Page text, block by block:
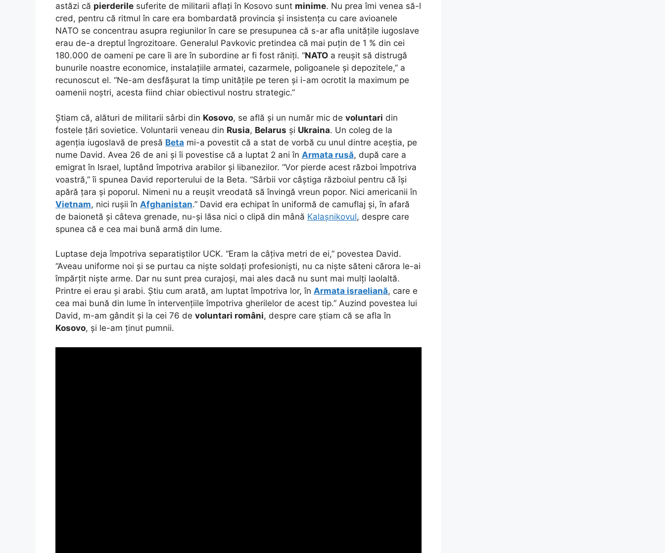
astăzi că pierderile suferite de militarii aflați în Kosovo sunt minime. Nu prea îmi venea să-l
cred, pentru că ritmul în care era bombardată provincia și insistența cu care avioanele
NATO se concentrau asupra regiunilor în care se presupunea că s-ar afla unitățile iugoslave
erau de-a dreptul îngrozitoare. Generalul Pavkovic pretindea că mai puțin de 1 % din cei
180.000 de oameni pe care îi are în subordine ar fi fost răniți. “NATO a reușit să distrugă
bunurile noastre economice, instalațiile armatei, cazarmele, poligoanele și depozitele,” a
recunoscut el. “Ne-am desfășurat la timp unitățile pe teren și i-am ocrotit la maximum pe
oamenii noștri, acesta fiind chiar obiectivul nostru strategic.”
Știam că, alături de militarii sârbi din Kosovo, se află și un număr mic de voluntari din
fostele țări sovietice. Voluntarii veneau din Rusia, Belarus și Ukraina. Un coleg de la
agenția iugoslavă de presă Beta mi-a povestit că a stat de vorbă cu unul dintre aceștia, pe
nume David. Avea 26 de ani și îi povestise că a luptat 2 ani în Armata rusă, după care a
emigrat în Israel, luptând împotriva arabilor și libanezilor. “Vor pierde acest război împotriva
voastră,” îi spunea David reporterului de la Beta. “Sârbii vor câștiga războiul pentru că își
apără țara și poporul. Nimeni nu a reușit vreodată să învingă vreun popor. Nici americanii în
Vietnam, nici rușii în Afghanistan.” David era echipat în uniformă de camuflaj și, în afară
de baionetă și câteva grenade, nu-și lăsa nici o clipă din mână Kalașnikovul, despre care
spunea că e cea mai bună armă din lume.
Luptase deja împotriva separatiștilor UCK. “Eram la câțiva metri de ei,” povestea David.
“Aveau uniforme noi și se purtau ca niște soldați profesioniști, nu ca niște săteni cărora le-ai
împărțit niște arme. Dar nu sunt prea curajoși, mai ales dacă nu sunt mai mulți laolaltă.
Printre ei erau și arabi. Știu cum arată, am luptat împotriva lor, în Armata israeliană, care e
cea mai bună din lume în intervențiile împotriva gherilelor de acest tip.” Auzind povestea lui
David, m-am gândit și la cei 76 de voluntari români, despre care știam că se afla în
Kosovo, și le-am ținut pumnii.